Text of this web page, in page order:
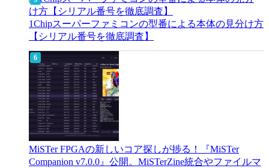
1Chipスーパーファミコンの型番による本体の見分け方
【シリアル番号を徹底調査】
MiSTer FPGAの新しいコア探しが捗る！『MiSTer
Companion v7.0.0』公開。MiSTerZine統合やファイルマ